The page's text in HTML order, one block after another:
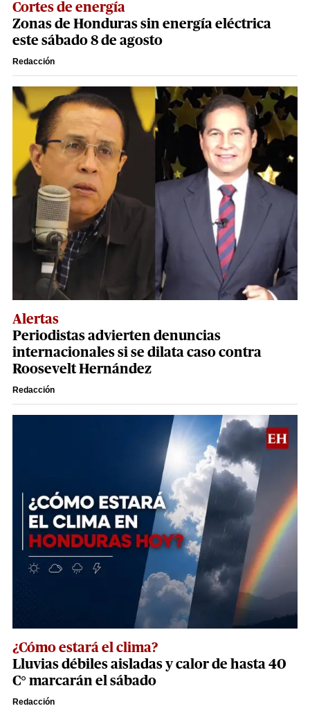
Cortes de energía
Zonas de Honduras sin energía eléctrica
este sábado 8 de agosto
Redacción
Alertas
Periodistas advierten denuncias
internacionales si se dilata caso contra
Roosevelt Hernández
Redacción
¿Cómo estará el clima?
Lluvias débiles aisladas y calor de hasta 40
C° marcarán el sábado
Redacción